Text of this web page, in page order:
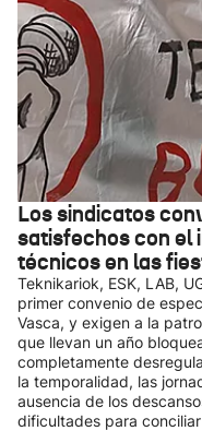
Los sindicatos
satisfechos con el
técnicos en las
Teknikariok, ESK, LAB,
primer convenio de
Vasca, y exigen a la
que llevan un año
completamente
la temporalidad, las
ausencia de los
dificultades para